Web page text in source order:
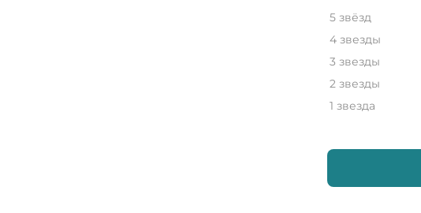
5 звёзд
4 звезды
3 звезды
2 звезды
1 звезда